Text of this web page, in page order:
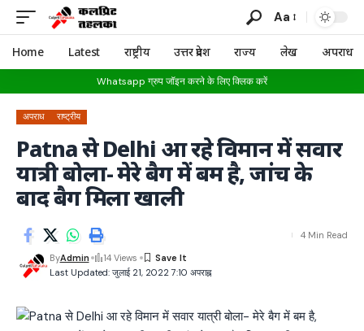
Aa
Home Latest राष्ट्रीय उत्तर प्रदेश राज्य लेख अपराध
Whatsapp ग्रुप जॉइन करने के लिए क्लिक करें
अपराध राष्ट्रीय
Patna से Delhi आ रहे विमान में सवार
यात्री बोला- मेरे बैग में बम है, जांच के
बाद बैग मिला खाली
Last Updated: जुलाई 21, 2022 7:10 अपराह्न
ByAdmin 14 Views
4 Min Read